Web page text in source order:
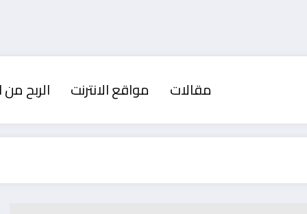
مقالات مواقع الانترنت الربح من